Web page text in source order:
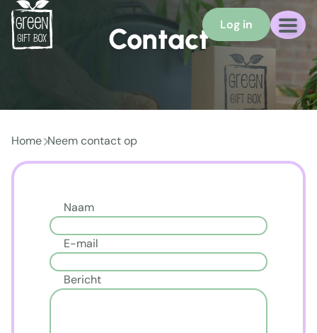
Log in
Contact
Home Neem contact op
Naam
E-mail
Bericht